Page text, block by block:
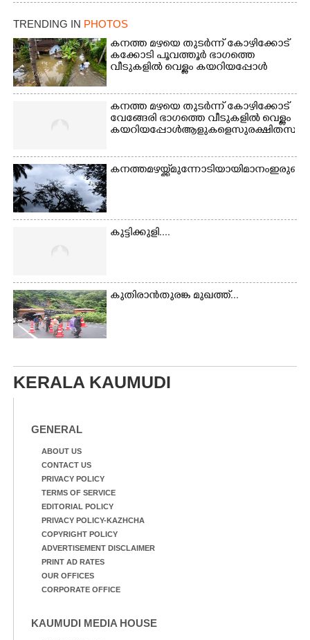
എറണാകുളം മേനകയിൽ
നിന്നുള്ള കാഴ്ച
TRENDING IN PHOTOS
കനത്ത മഴയെ തുടർന്ന് കോഴിക്കോട്
കക്കോടി പൂവത്തൂർ ഭാഗത്തെ
വീടുകളിൽ വെള്ളം കയറിയപ്പോൾ
കനത്ത മഴയെ തുടർന്ന് കോഴിക്കോട്
വേങ്ങേരി ഭാഗത്തെ വീടുകളിൽ വെള്ളം
കയറിയപ്പോൾ ആളുകളെ സുരക്ഷിത
കനത്ത മഴയ്ക്ക് മുന്നോടിയായി മാനം
കുട്ടിക്കുളി....
കുതിരാൻതുരങ്ക മുഖത്ത്...
KERALA KAUMUDI
GENERAL
ABOUT US
CONTACT US
PRIVACY POLICY
TERMS OF SERVICE
EDITORIAL POLICY
PRIVACY POLICY-KAZHCHA
COPYRIGHT POLICY
ADVERTISEMENT DISCLAIMER
PRINT AD RATES
OUR OFFICES
CORPORATE OFFICE
KAUMUDI MEDIA HOUSE